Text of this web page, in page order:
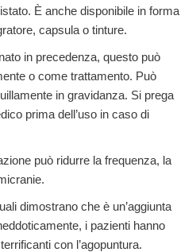
È anche disponibile in forma
capsula o tinture.
in precedenza, questo può
o come trattamento. Può
in gravidanza. Si prega
prima dell’uso in caso di
può ridurre la frequenza, la
dimostrano che è un’aggiunta
i pazienti hanno
con l’agopuntura.